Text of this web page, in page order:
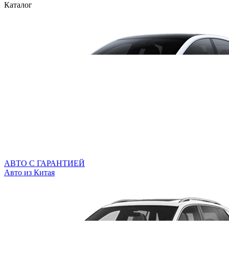
Каталог
АВТО С ГАРАНТИЕЙ
Авто из Китая